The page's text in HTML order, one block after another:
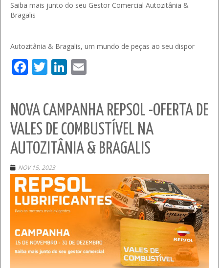
Saiba mais junto do seu Gestor Comercial Autozitânia &
Bragalis
Autozitânia & Bragalis, um mundo de peças ao seu dispor
Facebook
TwitterLinkedIn
NOVA CAMPANHA REPSOL -OFERTA DE
VALES DE COMBUSTÍVEL NA
AUTOZITÂNIA & BRAGALIS
NOV 15, 2023